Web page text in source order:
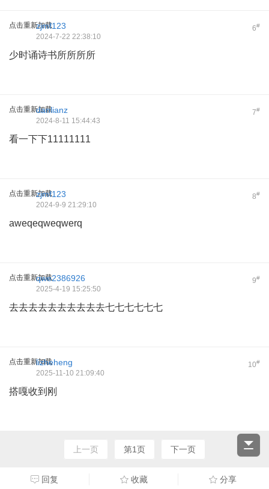
点击重新加载 6#
zjmf123
2024-7-22 22:38:10
少时诵诗书所所所所
点击重新加载 7#
danlianz
2024-8-11 15:44:43
看一下下11111111
点击重新加载 8#
zjmf123
2024-9-9 21:29:10
aweqeqweqwerq
点击重新加载 9#
qwe2386926
2025-4-19 15:25:50
去去去去去去去去去去七七七七七七
点击重新加载 10#
lizheheng
2025-11-10 21:09:40
搭嘎收到刚
上一页 第1页 下一页
回复 收藏 分享